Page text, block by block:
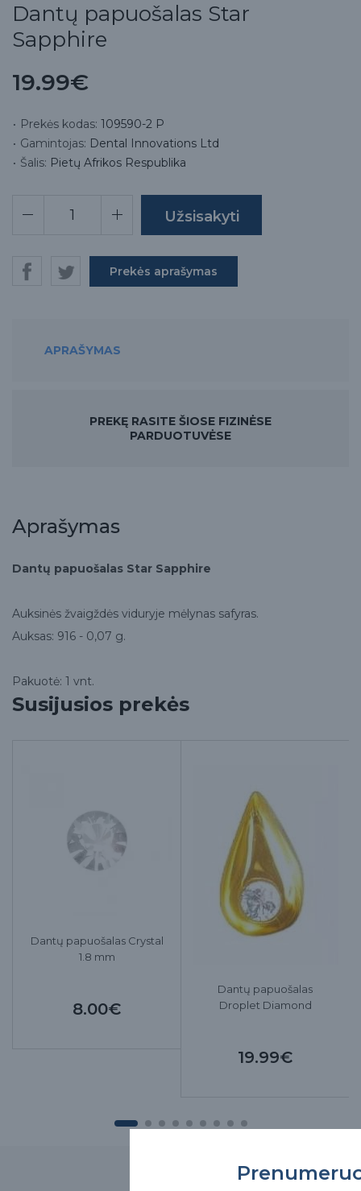
Dantų papuošalas Star
Sapphire
19.99€
Prekės kodas: 109590-2 P
Gamintojas: Dental Innovations Ltd
Šalis: Pietų Afrikos Respublika
Prekės aprašymas
APRAŠYMAS
PREKĘ RASITE ŠIOSE FIZINĖSE
PARDUOTUVĖSE
Aprašymas
Dantų papuošalas Star Sapphire
Auksinės žvaigždės viduryje mėlynas safyras.
Auksas: 916 - 0,07 g.
Pakuotė: 1 vnt.
Susijusios prekės
Dantų papuošalas Crystal
1.8 mm
8.00€
Dantų papuošalas
Droplet Diamond
19.99€